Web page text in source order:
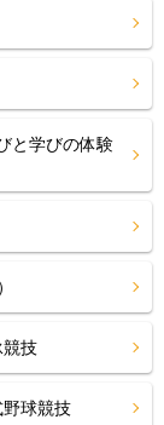
と学びの体験
技
球競技